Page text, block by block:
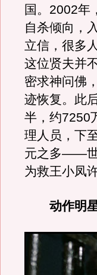
国。2002年
自杀倾向，
立信，很多
这位贤夫并
密求神问佛
迹恢复。此
半，约7250
理人员，下
元之多——世
为救王小凤
动作明星